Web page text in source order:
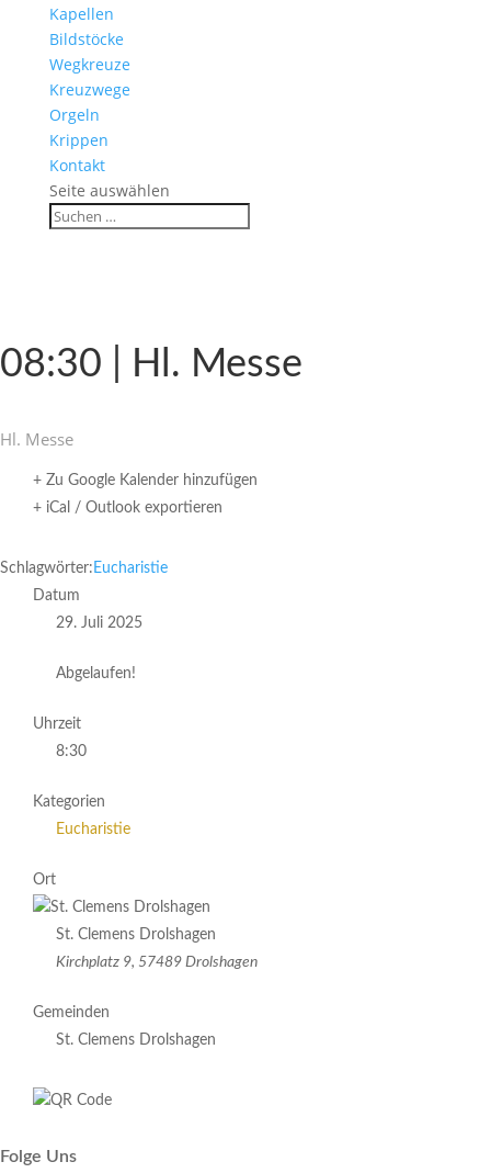
Kapellen
Bild­stöcke
Wegkreuze
Kreuz­wege
Orgeln
Krippen
Kontakt
Seite auswählen
08:30 | Hl. Messe
Hl. Messe
+ Zu Google Kalender hinzufügen
+ iCal / Outlook exportieren
Schlagwörter: Eucharistie
Datum
29. Juli 2025
Abgelaufen!
Uhrzeit
8:30
Kategorien
Eucharistie
Ort
St. Clemens Drolshagen
Kirchplatz 9, 57489 Drolshagen
Gemeinden
St. Clemens Drolshagen
Folge Uns